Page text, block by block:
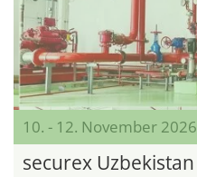
10. - 12. November 2026
securex Uzbekistan